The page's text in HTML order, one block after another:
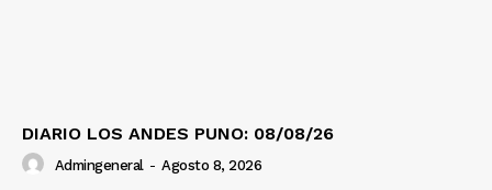
DIARIO LOS ANDES PUNO: 08/08/26
Admingeneral - Agosto 8, 2026